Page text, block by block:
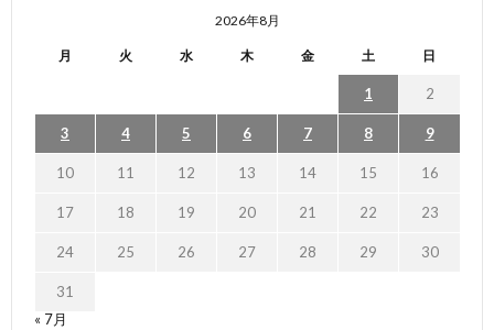
2026年8月
月 火 水 木 金 土 日
1 2
3 4 5 6 7 8 9
10 11 12 13 14 15 16
17 18 19 20 21 22 23
24 25 26 27 28 29 30
31
« 7月